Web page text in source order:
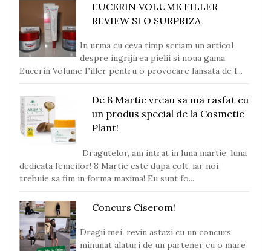
EUCERIN VOLUME FILLER
REVIEW SI O SURPRIZA
In urma cu ceva timp scriam un articol
despre ingrijirea pielii si noua gama
Eucerin Volume Filler pentru o provocare lansata de I...
De 8 Martie vreau sa ma rasfat cu
un produs special de la Cosmetic
Plant!
Dragutelor, am intrat in luna martie, luna
dedicata femeilor! 8 Martie este dupa colt, iar noi
trebuie sa fim in forma maxima! Eu sunt fo...
Concurs Ciserom!
Dragii mei, revin astazi cu un concurs
minunat alaturi de un partener cu o mare